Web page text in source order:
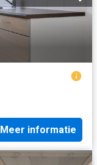
Meer informatie